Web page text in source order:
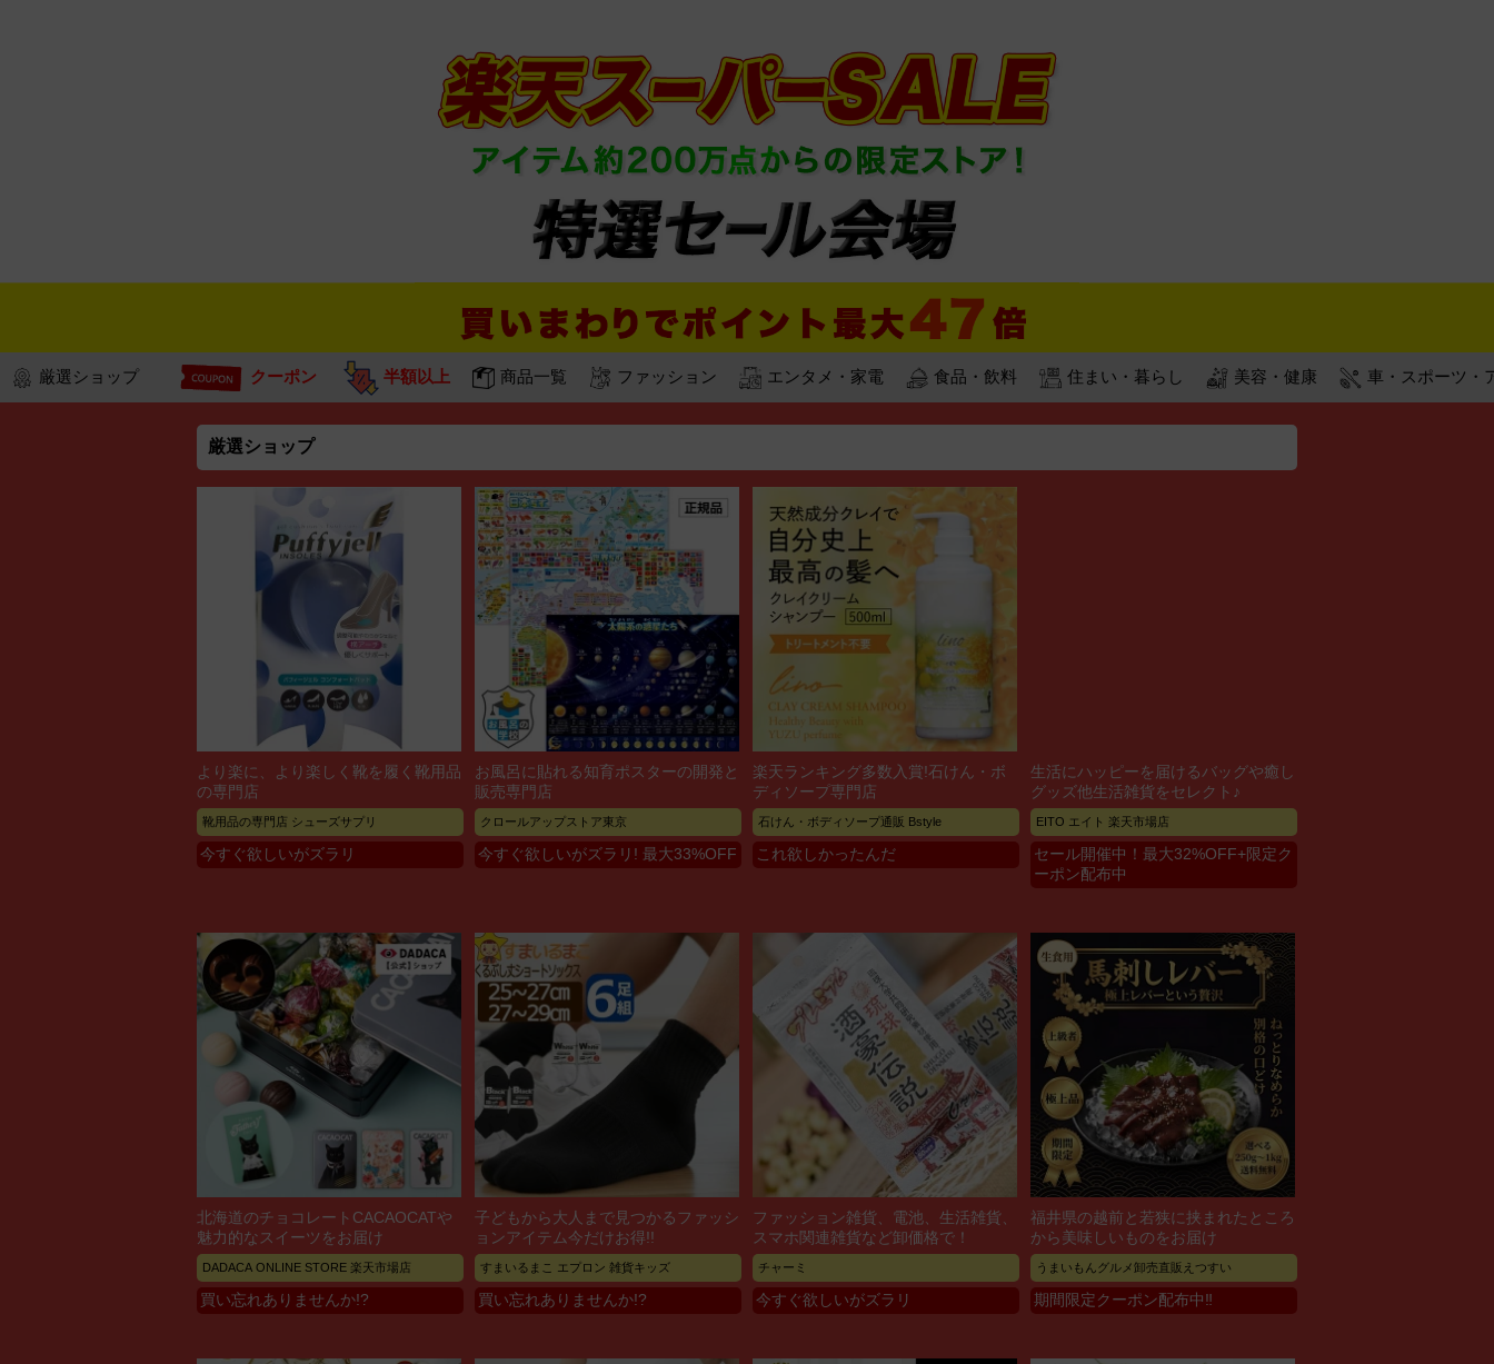
厳選ショップ クーポン 半額以上 商品一覧 ファッション エンタメ・家電 食品・飲料 住まい・暮らし 美容・健康 車・スポーツ・
厳選ショップ
より楽に、より楽しく靴を履く靴用品
の専門店
靴用品の専門店 シューズサプリ
今すぐ欲しいがズラリ
お風呂に貼れる知育ポスターの開発と
販売専門店
クロールアップストア東京
今すぐ欲しいがズラリ! 最大33%OFF
楽天ランキング多数入賞!石けん・ボ
ディソープ専門店
石けん・ボディソープ通販 Bstyle
これ欲しかったんだ
生活にハッピーを届けるバッグや癒し
グッズ他生活雑貨をセレクト♪
EITO エイト 楽天市場店
セール開催中！最大32%OFF+限定ク
ーポン配布中
北海道のチョコレートCACAOCATや
魅力的なスイーツをお届け
DADACA ONLINE STORE 楽天市場店
買い忘れありませんか!?
子どもから大人まで見つかるファッシ
ョンアイテム今だけお得!!
すまいるまこ エプロン 雑貨キッズ
買い忘れありませんか!?
ファッション雑貨、電池、生活雑貨、
スマホ関連雑貨など卸価格で！
チャーミ
今すぐ欲しいがズラリ
福井県の越前と若狭に挟まれたところ
から美味しいものをお届け
うまいもんグルメ卸売直販えつすい
期間限定クーポン配布中‼